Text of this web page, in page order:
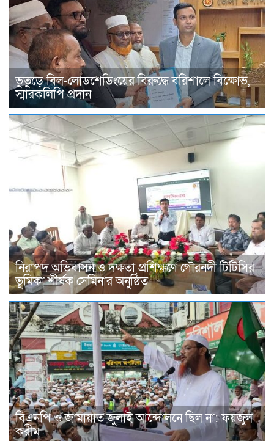
ভুতুড়ে বিল-লোডশেডিংয়ের বিরুদ্ধে বরিশালে বিক্ষোভ,
স্মারকলিপি প্রদান
নিরাপদ অভিবাসন ও দক্ষতা প্রশিক্ষণে গৌরনদী টিটিসির
ভূমিকা শীর্ষক সেমিনার অনুষ্ঠিত
বিএনপি ও জামায়াত জুলাই আন্দোলনে ছিল না: ফয়জুল
করীম